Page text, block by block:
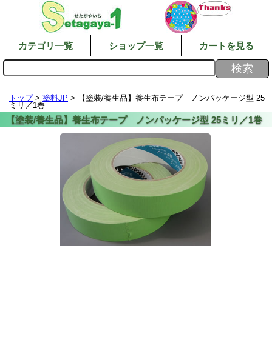
カテゴリ一覧 ショップ一覧 カートを見る
トップ> 塗料JP > 【塗装/養生品】養生布テープ ノンパッケージ型 25
ミリ／1巻